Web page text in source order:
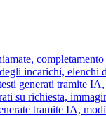
incarichi, elenchi
generati tramite
su richiesta,
tramite IA,